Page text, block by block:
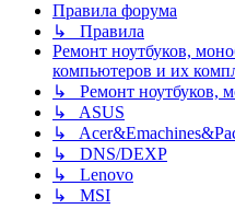
Правила форума
↳ Правила
Ремонт ноутбуков,
компьютеров и их
↳ Ремонт ноутбуков,
↳ ASUS
↳
↳ DNS/DEXP
↳ Lenovo
↳ MSI